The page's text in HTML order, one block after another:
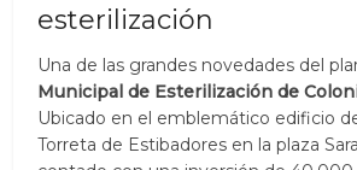
esterilización
Una de las grandes novedades del
Municipal de Esterilización de
Ubicado en el emblemático edificio
Torreta de Estibadores en la plaza